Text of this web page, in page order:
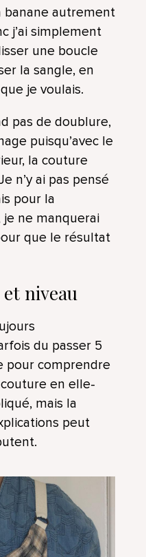
autrement
j’ai simplement
une boucle
la sangle, en
je voulais.
pas de doublure,
puisqu’avec le
la couture
n’y ai pas pensé
pour la
ne manquerai
que le résultat
niveau
du passer 5
pour comprendre
en elle-
mais la
peut